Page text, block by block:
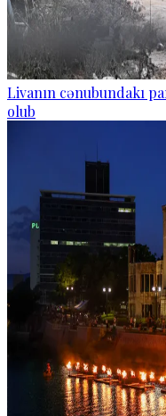
Livanın cənubundakı
olub